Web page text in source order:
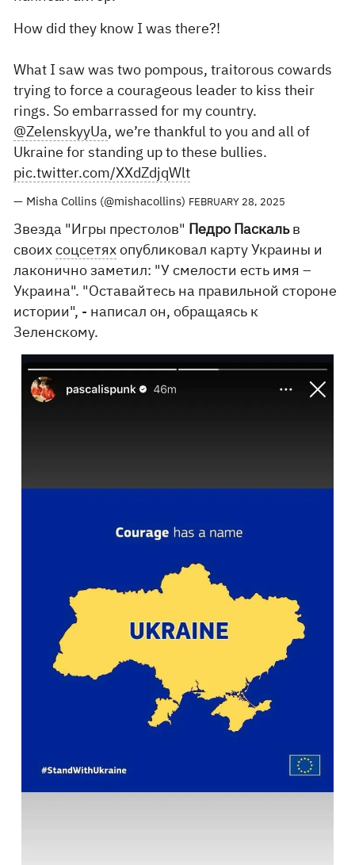
How did they know I was there?!
What I saw was two pompous, traitorous cowards
trying to force a courageous leader to kiss their
rings. So embarrassed for my country.
@ZelenskyyUa, we’re thankful to you and all of
Ukraine for standing up to these bullies.
pic.twitter.com/XXdZdjqWlt
— Misha Collins (@mishacollins) FEBRUARY 28, 2025
Звезда "Игры престолов" Педро Паскальв
своихсоцсетяхопубликовал карту Украины и
лаконично заметил: "У смелости есть имя –
Украина". "Оставайтесь на правильной стороне
истории", - написал он, обращаясь к
Зеленскому.